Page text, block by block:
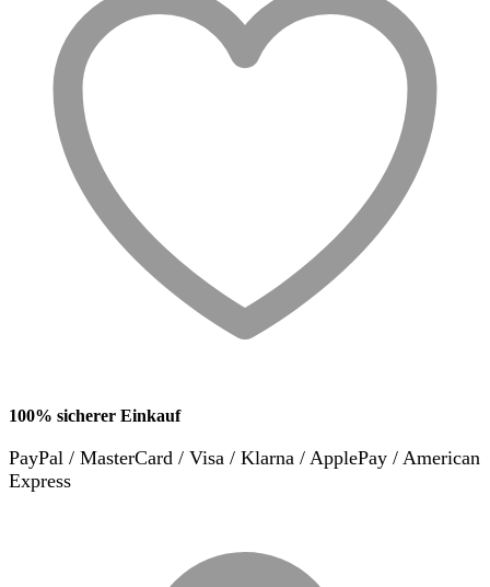
100% sicherer Einkauf
PayPal / MasterCard / Visa / Klarna / ApplePay / American
Express